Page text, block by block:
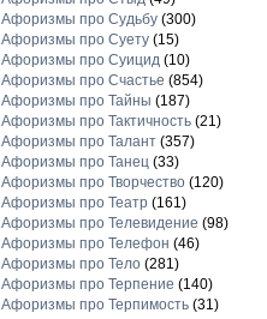
Афоризмы про Судьбу(300)
Афоризмы про Суету(15)
Афоризмы про Суицид(10)
Афоризмы про Счастье (854)
Афоризмы про Тайны (187)
Афоризмы про Тактичность(21)
Афоризмы про Талант(357)
Афоризмы про Танец(33)
Афоризмы про Творчество(120)
Афоризмы про Театр(161)
Афоризмы про Телевидение (98)
Афоризмы про Телефон (46)
Афоризмы про Тело(281)
Афоризмы про Терпение (140)
Афоризмы про Терпимость(31)